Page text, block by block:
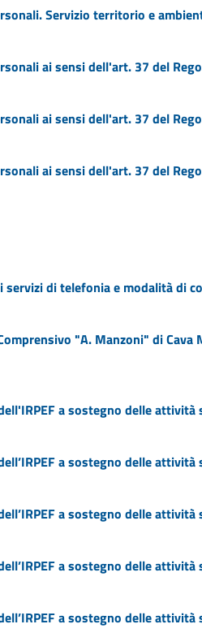
Servizio territorio e
ai sensi dell'art. 37 del
ai sensi dell'art. 37 del
ai sensi dell'art. 37 del
di telefonia e modalità di
"A. Manzoni" di Cava
a sostegno delle attività
a sostegno delle attività
a sostegno delle attività
a sostegno delle attività
a sostegno delle attività